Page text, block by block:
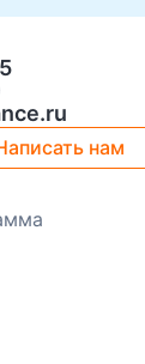
нам